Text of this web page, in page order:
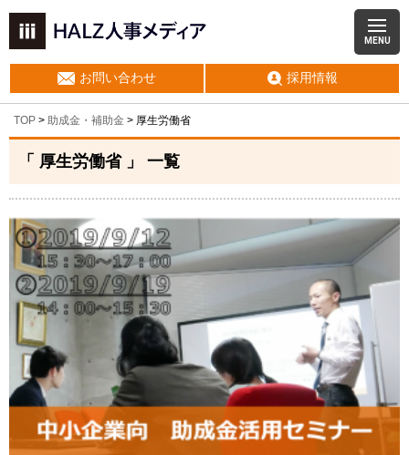
MENU
お問い合わせ 採用情報
TOP > 助成金・補助金 > 厚生労働省
「 厚生労働省 」 一覧